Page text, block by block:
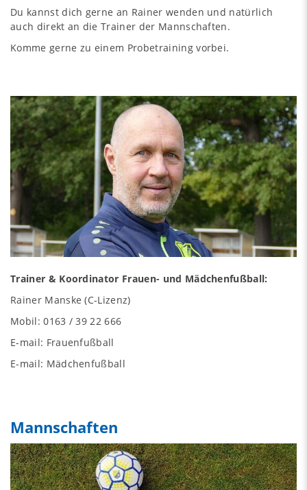
Du kannst dich gerne an Rainer wenden und natürlich
auch direkt an die Trainer der Mannschaften.
Komme gerne zu einem Probetraining vorbei.
Trainer & Koordinator Frauen- und Mädchenfußball:
Rainer Manske (C-Lizenz)
Mobil: 0163 / 39 22 666
E-mail: Frauenfußball
E-mail: Mädchenfußball
Mannschaften